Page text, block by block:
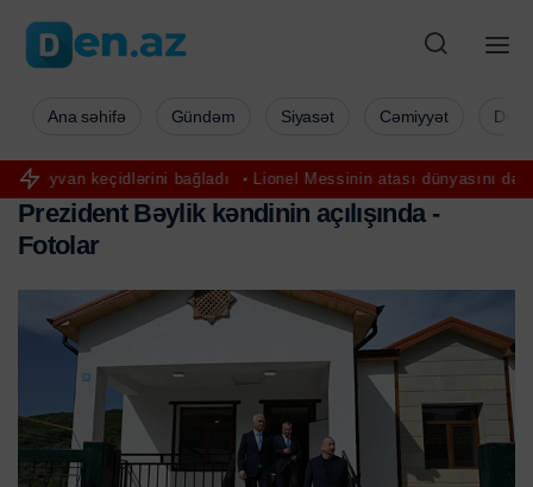
Lionel Messinin atası dünyasını dəyişdi FHN isti hava ilə
Ana səhifə Gündəm Siyasət Cəmiyyət
Prezident Bəylik kəndinin açılışında -
Fotolar